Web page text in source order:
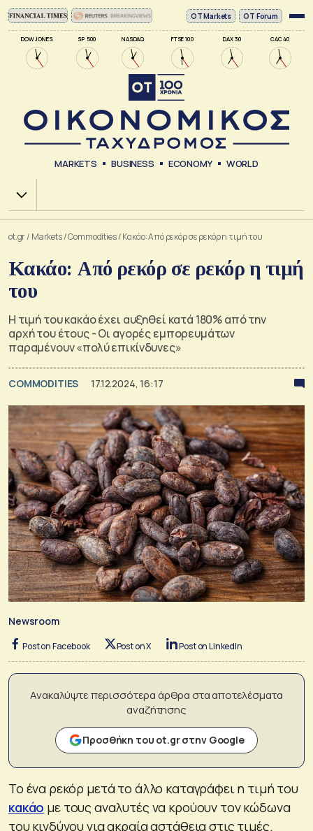
DOW JONES SP 500 NASDAQ FTSE 100 DAX 30 CAC 40
ΟΤ Markets OT Forum
MARKETS BUSINESS ECONOMY WORLD
Χ.Α.
ot.gr/ Markets/Commodities/Κακάο: Από ρεκόρ σε ρεκόρ η τιμή του
Κακάο: Από ρεκόρ σε ρεκόρ η τιμή
του
Η τιμή του κακάο έχει αυξηθεί κατά 180% από την
αρχή του έτους - Οι αγορές εμπορευμάτων
παραμένουν «πολύ επικίνδυνες»
COMMODITIES 17.12.2024, 16:17
Newsroom
Post on Facebook Post on X Post on LinkedIn
Ανακαλύψτε περισσότερα άρθρα στα αποτελέσματα
αναζήτησης
Προσθήκη του ot.gr στην Google
Το ένα ρεκόρ μετά το άλλο καταγράφει η τιμή του
κακάο με τους αναλυτές να κρούουν τον κώδωνα
του κινδύνου για ακραία αστάθεια στις τιμές.